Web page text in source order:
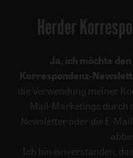
Herder
Ja, ich möchte
Korrespondenz-
die Verwendung meiner
Mail-Marketings durch
Newsletter oder die E-
Ich bin einverstanden,